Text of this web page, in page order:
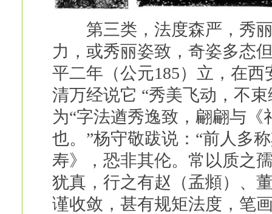
第三类，法度森严，秀丽
力，或秀丽姿致，奇姿多态
平二年（公元185）立，在
清万经说它 “秀美飞动，不
为“字法遒秀逸致，翩翩与
也。”杨守敬跋说：“前人多
寿》，恐非其伦。常以质之
犹真，行之有赵（孟頫）、
谨收敛，甚有规矩法度，笔